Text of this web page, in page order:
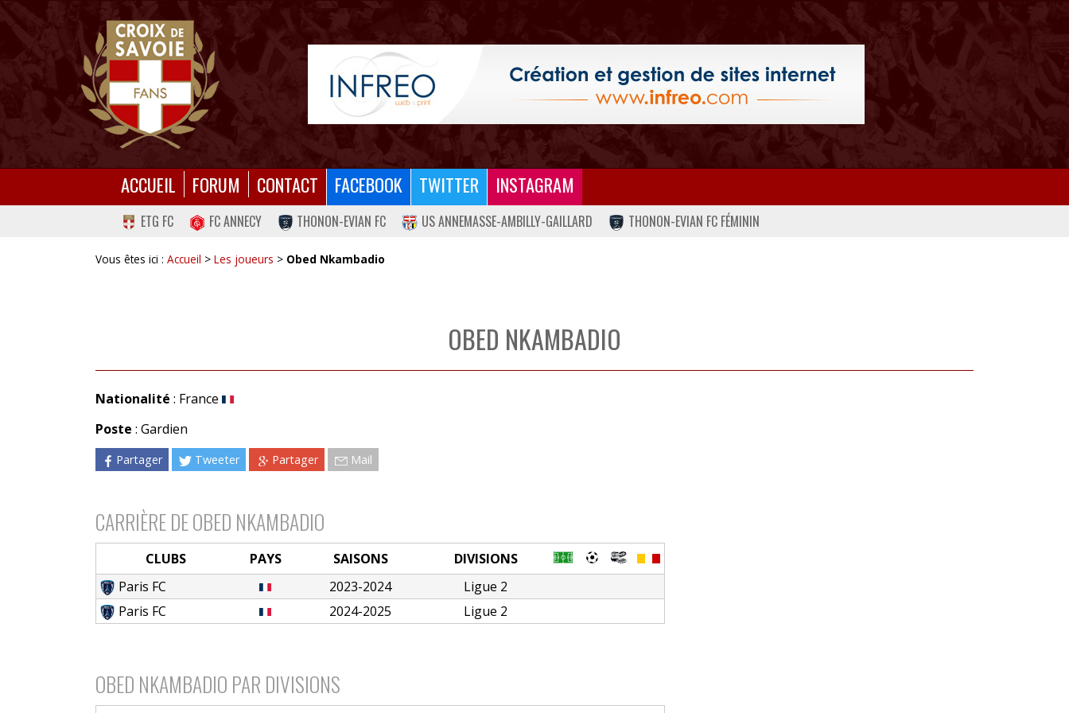
ACCUEIL FORUM CONTACT FACEBOOK TWITTER INSTAGRAM
ETG FC FC ANNECY THONON-EVIAN FC US ANNEMASSE-AMBILLY-GAILLARD THONON-EVIAN FC FÉMININ
Vous êtes ici : Accueil > Les joueurs > Obed Nkambadio
OBED NKAMBADIO
Nationalité : France
Poste : Gardien
Partager Tweeter Partager Mail
CARRIÈRE DE OBED NKAMBADIO
CLUBS PAYS SAISONS
DIVISIONS
Paris FC
2023-2024
Ligue 2
Paris FC
2024-2025 Ligue 2
OBED NKAMBADIO PAR DIVISIONS